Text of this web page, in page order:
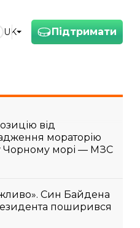
Підтримати
UK
від
мораторію
Чорному морі — МЗС
Син Байдена
поширився